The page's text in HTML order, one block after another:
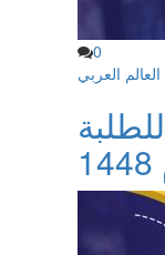
0
العالم العربي